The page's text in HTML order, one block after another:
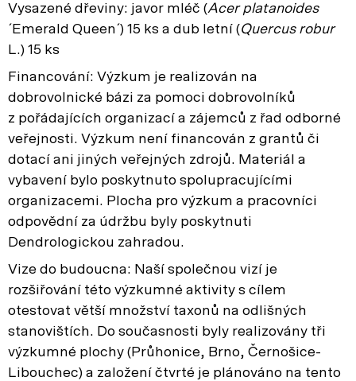
Vysazené dřeviny: javor mléč (Acer platanoides
´Emerald Queen´) 15 ks a dub letní (Quercus robur
L.) 15 ks
Financování: Výzkum je realizován na
dobrovolnické bázi za pomoci dobrovolníků
z pořádajících organizací a zájemců z řad odborné
veřejnosti. Výzkum není financován z grantů či
dotací ani jiných veřejných zdrojů. Materiál a
vybavení bylo poskytnuto spolupracujícími
organizacemi. Plocha pro výzkum a pracovníci
odpovědní za údržbu byly poskytnuti
Dendrologickou zahradou.
Vize do budoucna: Naší společnou vizí je
rozšiřování této výzkumné aktivity s cílem
otestovat větší množství taxonů na odlišných
stanovištích. Do současnosti byly realizovány tři
výzkumné plochy (Průhonice, Brno, Černošice-
Libouchec) a založení čtvrté je plánováno na tento